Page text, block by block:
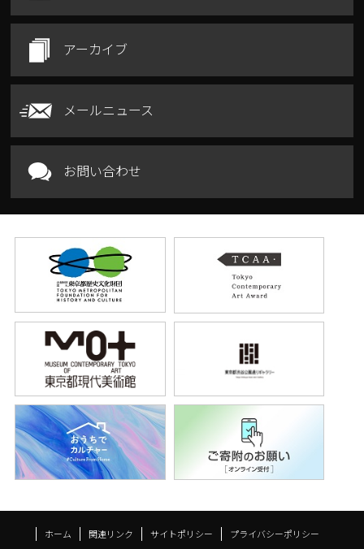
アーカイブ
メールニュース
お問い合わせ
ホーム 関連リンク サイトポリシー プライバシーポリシー